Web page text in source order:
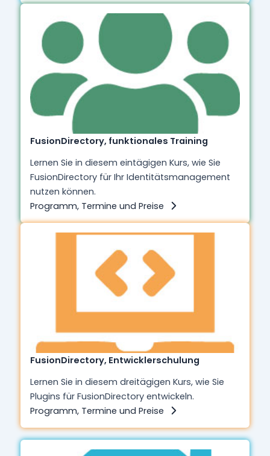
FusionDirectory, funktionales Training
Lernen Sie in diesem eintägigen Kurs, wie Sie
FusionDirectory für Ihr Identitätsmanagement
nutzen können.
Programm, Termine und Preise
FusionDirectory, Entwicklerschulung
Lernen Sie in diesem dreitägigen Kurs, wie Sie
Plugins für FusionDirectory entwickeln.
Programm, Termine und Preise